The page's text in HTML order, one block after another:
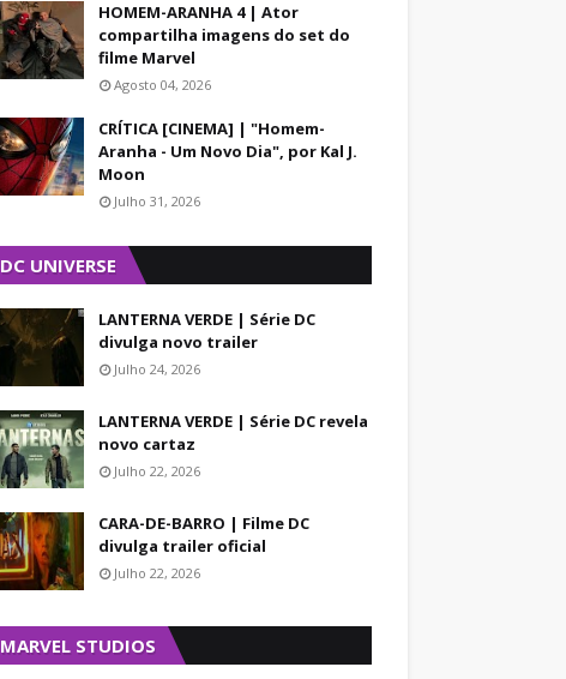
HOMEM-ARANHA 4 | Ator
compartilha imagens do set do
filme Marvel
Agosto 04, 2026
CRÍTICA [CINEMA] | "Homem-
Aranha - Um Novo Dia", por Kal J.
Moon
Julho 31, 2026
DC UNIVERSE
LANTERNA VERDE | Série DC
divulga novo trailer
Julho 24, 2026
LANTERNA VERDE | Série DC revela
novo cartaz
Julho 22, 2026
CARA-DE-BARRO | Filme DC
divulga trailer oficial
Julho 22, 2026
MARVEL STUDIOS